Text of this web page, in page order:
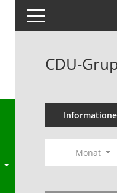
Toggle navigation
CDU-
Monat